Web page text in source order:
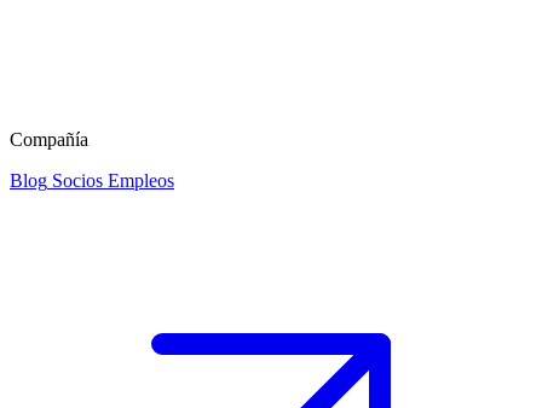
Compañía
Blog Socios Empleos